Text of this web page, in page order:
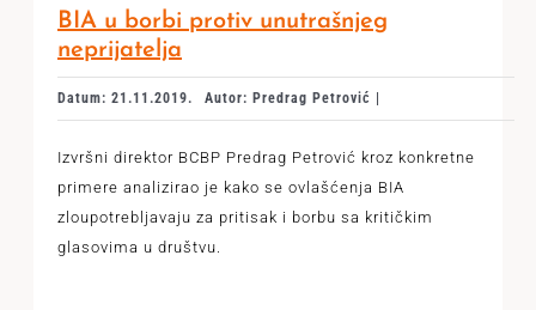
BIA u borbi protiv unutrašnjeg
neprijatelja
Datum: 21.11.2019. Autor: Predrag Petrović |
Izvršni direktor BCBP Predrag Petrović kroz konkretne
primere analizirao je kako se ovlašćenja BIA
zloupotrebljavaju za pritisak i borbu sa kritičkim
glasovima u društvu.